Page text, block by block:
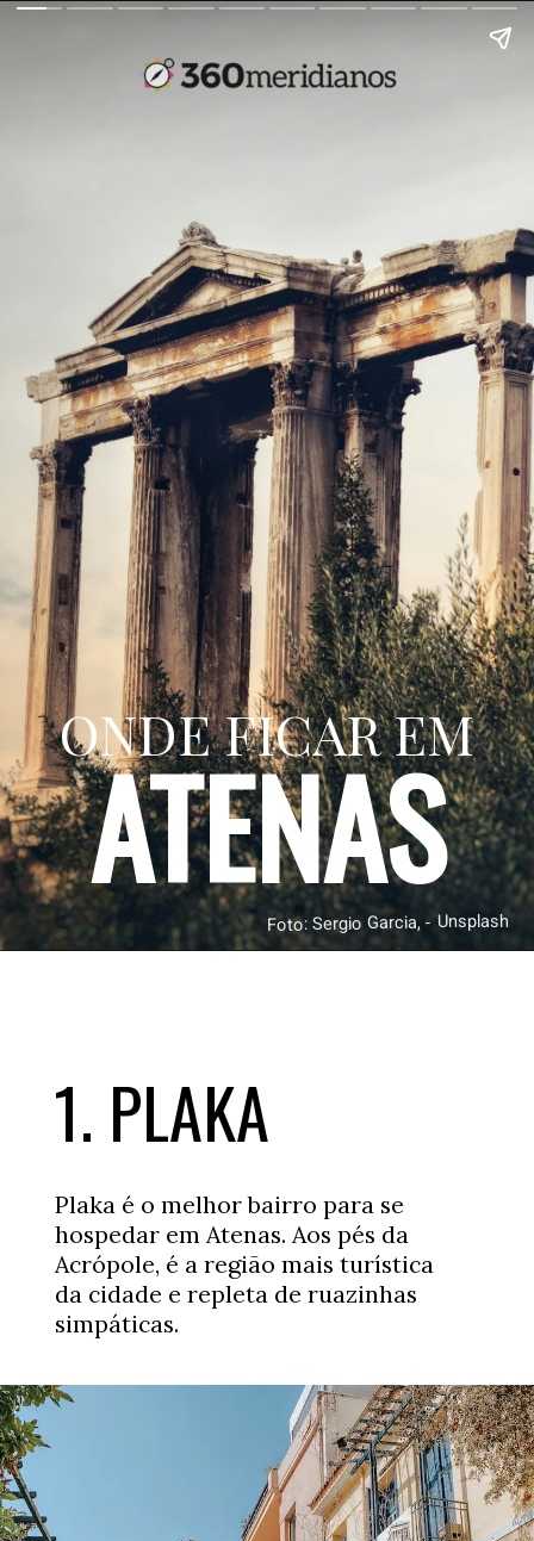
ONDE FICAR EM
ATENAS
Foto: Sergio Garcia, - Unsplash
Plaka é o melhor bairro para se
hospedar em Atenas. Aos pés da
Acrópole, é a região mais turística
da cidade e repleta de ruazinhas
simpáticas.
1. PLAKA